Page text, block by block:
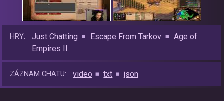
HRY: Just Chatting Escape From Tarkov
Age of
Empires II
ZÁZNAM CHATU: video txt json